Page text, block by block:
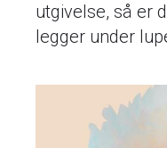
utgivelse, så er
legger under